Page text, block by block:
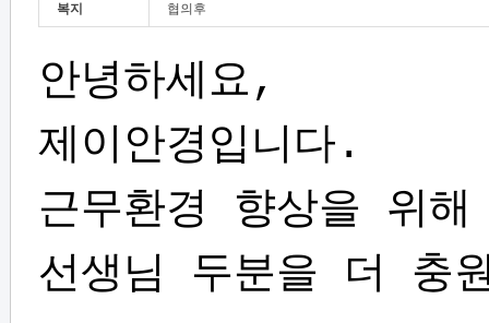
복지 협의후
안녕하세요,
제이안경입니다.
근무환경 향상을 위해
선생님 두분을 더 충